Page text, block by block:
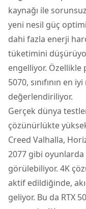
kaynağı ile
yeni nesil güç
dahi fazla enerji
tüketimini düşürüyor
engelliyor. Özellikle
5070, sınıfının en
değerlendiriliyor.
Gerçek dünya
çözünürlükte
Creed Valhalla,
2077 gibi
görülebiliyor. 4K
aktif edildiğinde,
geliyor. Bu da RTX